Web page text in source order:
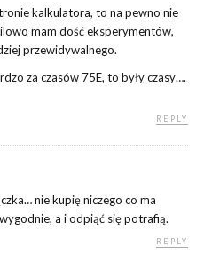
kalkulatora, to na pewno nie
mam dość eksperymentów,
przewidywalnego.
za czasów 75E, to były czasy….
REPLY
nie kupię niczego co ma
a i odpiąć się potrafią.
REPLY